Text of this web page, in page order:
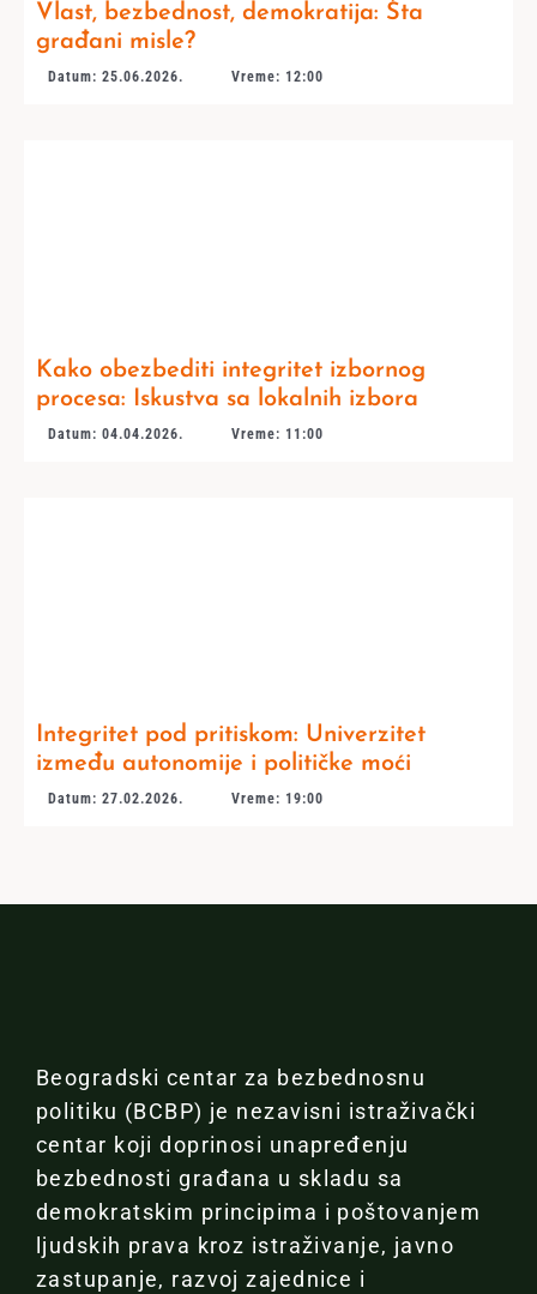
Vlast, bezbednost, demokratija: Šta
građani misle?
Datum: 25.06.2026. Vreme: 12:00
Kako obezbediti integritet izbornog
procesa: Iskustva sa lokalnih izbora
Datum: 04.04.2026. Vreme: 11:00
Integritet pod pritiskom: Univerzitet
između autonomije i političke moći
Datum: 27.02.2026. Vreme: 19:00
Beogradski centar za bezbednosnu
politiku (BCBP) je nezavisni istraživački
centar koji doprinosi unapređenju
bezbednosti građana u skladu sa
demokratskim principima i poštovanjem
ljudskih prava kroz istraživanje, javno
zastupanje, razvoj zajednice i